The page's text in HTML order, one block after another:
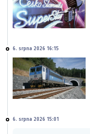
6. srpna 2026 16:15
6. srpna 2026 15:01